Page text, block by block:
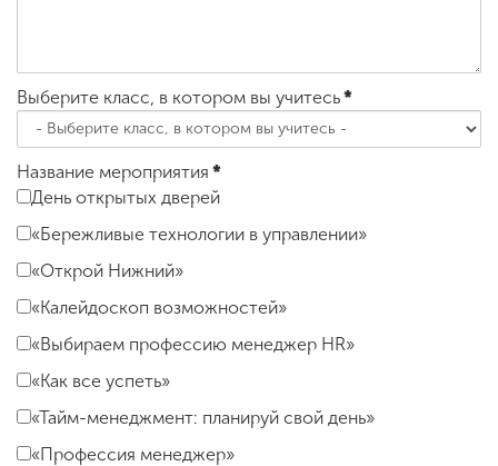
Выберите класс, в котором вы учитесь*
Название мероприятия *
День открытых дверей
«Бережливые технологии в управлении»
«Открой Нижний»
«Калейдоскоп возможностей»
«Выбираем профессию менеджер НR»
«Как все успеть»
«Тайм-менеджмент: планируй свой день»
«Профессия менеджер»